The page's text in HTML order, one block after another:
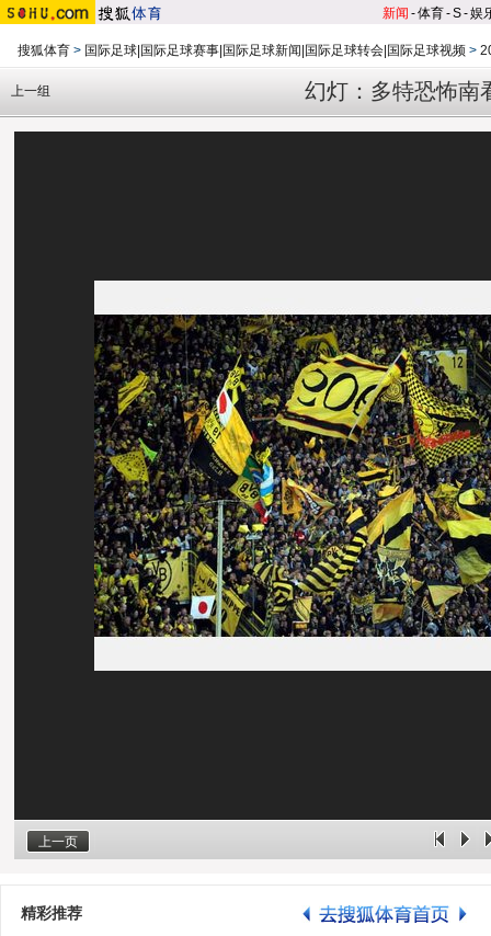
新闻 -体育-S-娱
搜狐体育 > 国际足球|国际足球赛事|国际足球新闻|国际足球转会|国际足球视频 >
幻灯：多特恐怖南
上一组
上一页
精彩推荐